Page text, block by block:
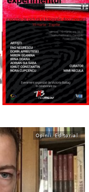
Opinii. Editorial